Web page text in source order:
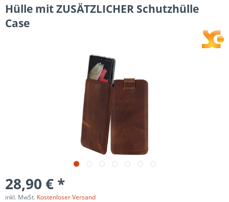
Hülle mit ZUSÄTZLICHER Schutzhülle
Case
28,90 € *
inkl. MwSt. Kostenloser Versand